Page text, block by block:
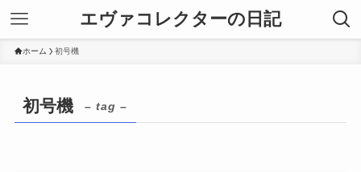
エヴァコレクターの日記
ホーム 初号機
初号機 – tag –